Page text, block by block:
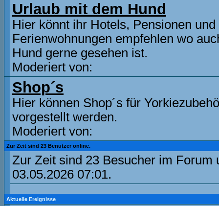
Urlaub mit dem Hund
Hier könnt ihr Hotels, Pensionen und
Ferienwohnungen empfehlen wo
Hund gerne gesehen ist.
Moderiert von:
Shop´s
Hier können Shop´s für
vorgestellt werden.
Moderiert von:
Zur Zeit sind 23 Benutzer online.
Zur Zeit sind 23 Besucher im Forum
03.05.2026 07:01.
Aktuelle Ereignisse